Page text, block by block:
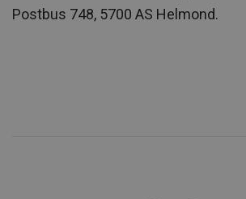
Postbus 748, 5700 AS Helmond.